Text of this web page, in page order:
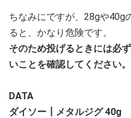
ちなみにですが、28gや40g
ると、かなり危険です。
そのため投げるときには必
いことを確認してください。
DATA
ダイソー┃メタルジグ 40g